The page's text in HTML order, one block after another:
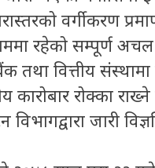
वर्गीकरण
रहेको सम्पूर्ण अचल
तथा वित्तीय
कारोबार रोक्का राख्ने
जारी